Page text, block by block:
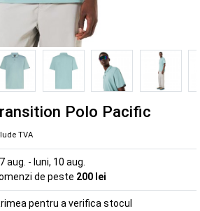
Polo Pacific
TVA
aug. - luni, 10 aug.
de peste 200 lei
pentru a verifica stocul